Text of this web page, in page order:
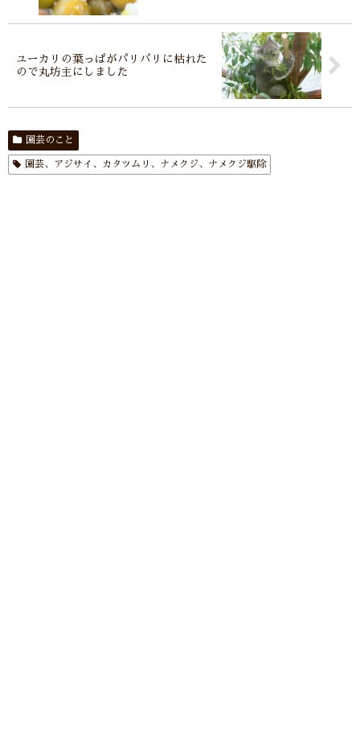
ユーカリの葉っぱがパリパリに枯れた
ので丸坊主にしました
園芸のこと
園芸、アジサイ、カタツムリ、ナメクジ、ナメクジ駆除